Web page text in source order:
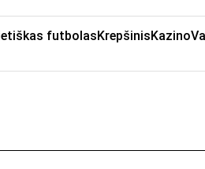
futbolasKrepšinisKazino